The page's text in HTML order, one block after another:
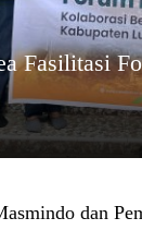
Fasilitasi
dan